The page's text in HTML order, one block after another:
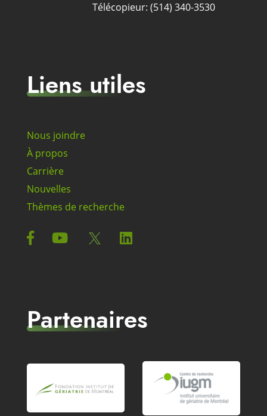
Télécopieur: (514) 340-3530
Liens utiles
Nous joindre
À propos
Carrière
Nouvelles
Thèmes de recherche
Partenaires